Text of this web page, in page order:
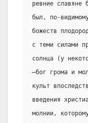
ревние славяне
был, по-
божеств
с теми силами
солнца (у
—бог грома и
культ
введения
молнии,